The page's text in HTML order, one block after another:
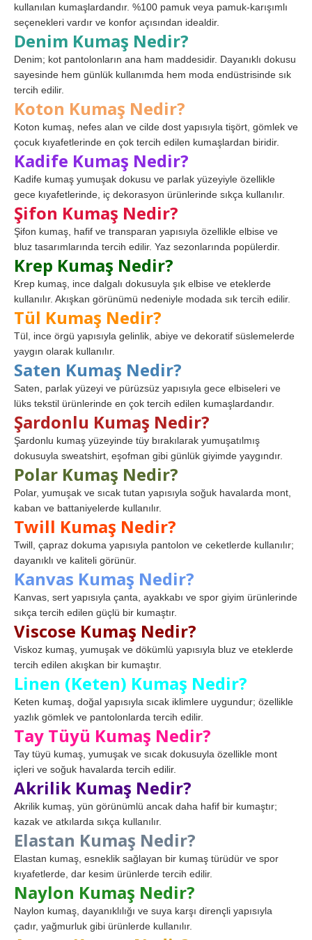
kullanılan kumaşlardandır. %100 pamuk veya pamuk-karışımlı
seçenekleri vardır ve konfor açısından idealdir.
Denim Kumaş Nedir?
Denim; kot pantolonların ana ham maddesidir. Dayanıklı dokusu
sayesinde hem günlük kullanımda hem moda endüstrisinde sık
tercih edilir.
Koton Kumaş Nedir?
Koton kumaş, nefes alan ve cilde dost yapısıyla tişört, gömlek ve
çocuk kıyafetlerinde en çok tercih edilen kumaşlardan biridir.
Kadife Kumaş Nedir?
Kadife kumaş yumuşak dokusu ve parlak yüzeyiyle özellikle
gece kıyafetlerinde, iç dekorasyon ürünlerinde sıkça kullanılır.
Şifon Kumaş Nedir?
Şifon kumaş, hafif ve transparan yapısıyla özellikle elbise ve
bluz tasarımlarında tercih edilir. Yaz sezonlarında popülerdir.
Krep Kumaş Nedir?
Krep kumaş, ince dalgalı dokusuyla şık elbise ve eteklerde
kullanılır. Akışkan görünümü nedeniyle modada sık tercih edilir.
Tül Kumaş Nedir?
Tül, ince örgü yapısıyla gelinlik, abiye ve dekoratif süslemelerde
yaygın olarak kullanılır.
Saten Kumaş Nedir?
Saten, parlak yüzeyi ve pürüzsüz yapısıyla gece elbiseleri ve
lüks tekstil ürünlerinde en çok tercih edilen kumaşlardandır.
Şardonlu Kumaş Nedir?
Şardonlu kumaş yüzeyinde tüy bırakılarak yumuşatılmış
dokusuyla sweatshirt, eşofman gibi günlük giyimde yaygındır.
Polar Kumaş Nedir?
Polar, yumuşak ve sıcak tutan yapısıyla soğuk havalarda mont,
kaban ve battaniyelerde kullanılır.
Twill Kumaş Nedir?
Twill, çapraz dokuma yapısıyla pantolon ve ceketlerde kullanılır;
dayanıklı ve kaliteli görünür.
Kanvas Kumaş Nedir?
Kanvas, sert yapısıyla çanta, ayakkabı ve spor giyim ürünlerinde
sıkça tercih edilen güçlü bir kumaştır.
Viscose Kumaş Nedir?
Viskoz kumaş, yumuşak ve dökümlü yapısıyla bluz ve eteklerde
tercih edilen akışkan bir kumaştır.
Linen (Keten) Kumaş Nedir?
Keten kumaş, doğal yapısıyla sıcak iklimlere uygundur; özellikle
yazlık gömlek ve pantolonlarda tercih edilir.
Tay Tüyü Kumaş Nedir?
Tay tüyü kumaş, yumuşak ve sıcak dokusuyla özellikle mont
içleri ve soğuk havalarda tercih edilir.
Akrilik Kumaş Nedir?
Akrilik kumaş, yün görünümlü ancak daha hafif bir kumaştır;
kazak ve atkılarda sıkça kullanılır.
Elastan Kumaş Nedir?
Elastan kumaş, esneklik sağlayan bir kumaş türüdür ve spor
kıyafetlerde, dar kesim ürünlerde tercih edilir.
Naylon Kumaş Nedir?
Naylon kumaş, dayanıklılığı ve suya karşı dirençli yapısıyla
çadır, yağmurluk gibi ürünlerde kullanılır.